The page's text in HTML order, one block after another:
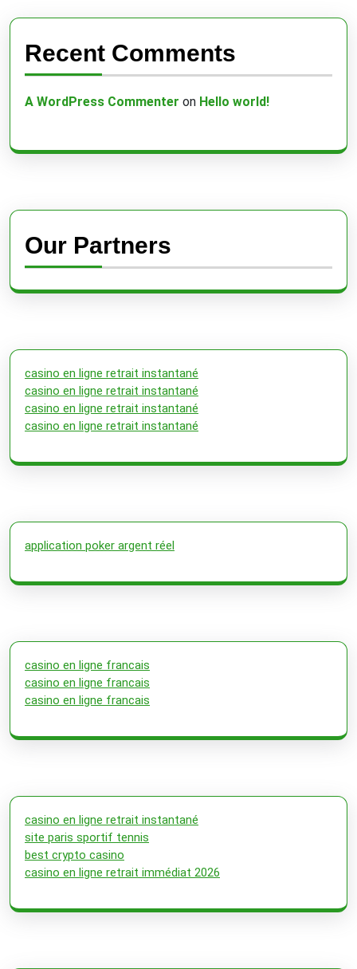
Recent Comments
A WordPress Commenter on Hello world!
Our Partners
casino en ligne retrait instantané
casino en ligne retrait instantané
casino en ligne retrait instantané
casino en ligne retrait instantané
application poker argent réel
casino en ligne francais
casino en ligne francais
casino en ligne francais
casino en ligne retrait instantané
site paris sportif tennis
best crypto casino
casino en ligne retrait immédiat 2026